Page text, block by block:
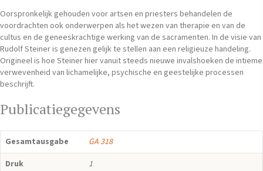
Oorspronkelijk gehouden voor artsen en priesters behandelen de
voordrachten ook onderwerpen als het wezen van therapie en van de
cultus en de geneeskrachtige werking van de sacramenten. In de visie van
Rudolf Steiner is genezen gelijk te stellen aan een religieuze handeling.
Origineel is hoe Steiner hier vanuit steeds nieuwe invalshoeken de intieme
verwevenheid van lichamelijke, psychische en geestelijke processen
beschrijft.
Publicatiegegevens
Gesamtausgabe
GA 318
Druk
1